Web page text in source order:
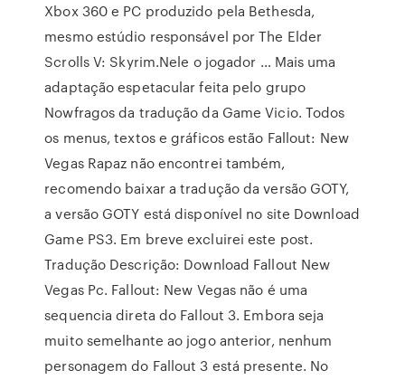
Xbox 360 e PC produzido pela Bethesda,
mesmo estúdio responsável por The Elder
Scrolls V: Skyrim.Nele o jogador … Mais uma
adaptação espetacular feita pelo grupo
Nowfragos da tradução da Game Vicio. Todos
os menus, textos e gráficos estão Fallout: New
Vegas Rapaz não encontrei também,
recomendo baixar a tradução da versão GOTY,
a versão GOTY está disponível no site Download
Game PS3. Em breve excluirei este post.
Tradução Descrição: Download Fallout New
Vegas Pc. Fallout: New Vegas não é uma
sequencia direta do Fallout 3. Embora seja
muito semelhante ao jogo anterior, nenhum
personagem do Fallout 3 está presente. No